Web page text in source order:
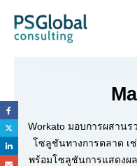
Workato มอบการผสาน
โซลูชันทางการตลาด เ
พร้อมโซลูชันการแสดงผ